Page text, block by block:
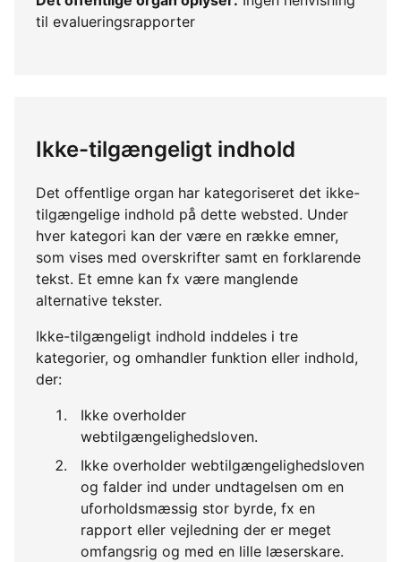
til evalueringsrapporter
Ikke-tilgængeligt indhold
Det offentlige organ har kategoriseret det ikke-
tilgængelige indhold på dette websted. Under
hver kategori kan der være en række emner,
som vises med overskrifter samt en forklarende
tekst. Et emne kan fx være manglende
alternative tekster.
Ikke-tilgængeligt indhold inddeles i tre
kategorier, og omhandler funktion eller indhold,
der:
Ikke overholder
webtilgængelighedsloven.
Ikke overholder webtilgængelighedsloven
og falder ind under undtagelsen om en
uforholdsmæssig stor byrde, fx en
rapport eller vejledning der er meget
omfangsrig og med en lille læserskare.